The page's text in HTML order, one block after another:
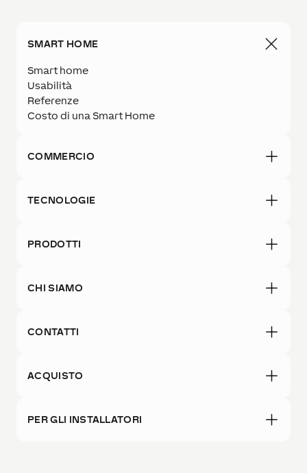
SMART HOME
Smart home
Usabilità
Referenze
Costo di una Smart Home
COMMERCIO
TECNOLOGIE
PRODOTTI
CHI SIAMO
CONTATTI
ACQUISTO
PER GLI INSTALLATORI